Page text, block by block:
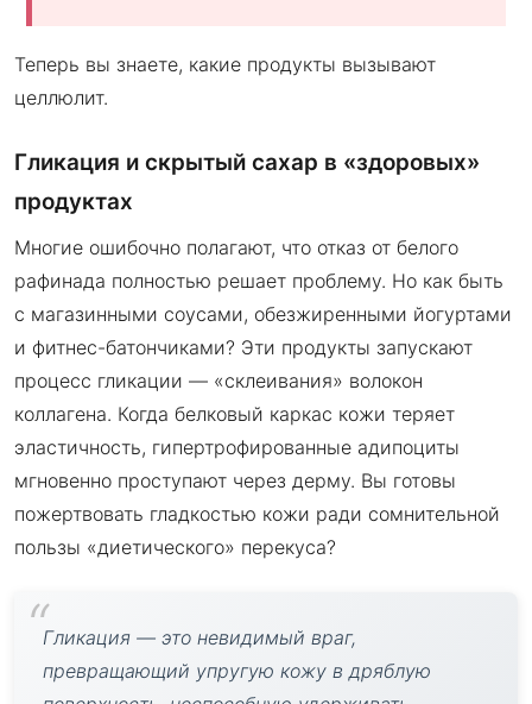
Теперь вы знаете, какие продукты вызывают
целлюлит.
Гликация и скрытый сахар в «здоровых»
продуктах
Многие ошибочно полагают, что отказ от белого
рафинада полностью решает проблему. Но как быть
с магазинными соусами, обезжиренными йогуртами
и фитнес-батончиками? Эти продукты запускают
процесс гликации — «склеивания» волокон
коллагена. Когда белковый каркас кожи теряет
эластичность, гипертрофированные адипоциты
мгновенно проступают через дерму. Вы готовы
пожертвовать гладкостью кожи ради сомнительной
пользы «диетического» перекуса?
Гликация — это невидимый враг,
превращающий упругую кожу в дряблую